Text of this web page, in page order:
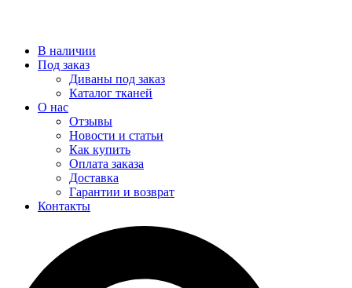
В наличии
Под заказ
Диваны под заказ
Каталог тканей
О нас
Отзывы
Новости и статьи
Как купить
Оплата заказа
Доставка
Гарантии и возврат
Контакты